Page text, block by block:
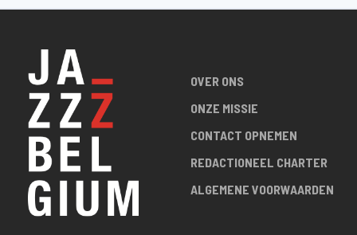
OVER ONS
ONZE MISSIE
CONTACT OPNEMEN
REDACTIONEEL CHARTER
ALGEMENE VOORWAARDEN